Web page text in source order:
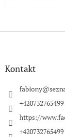
Z
Kontakt
fabiony@
+420732765499
https://
+420732765499